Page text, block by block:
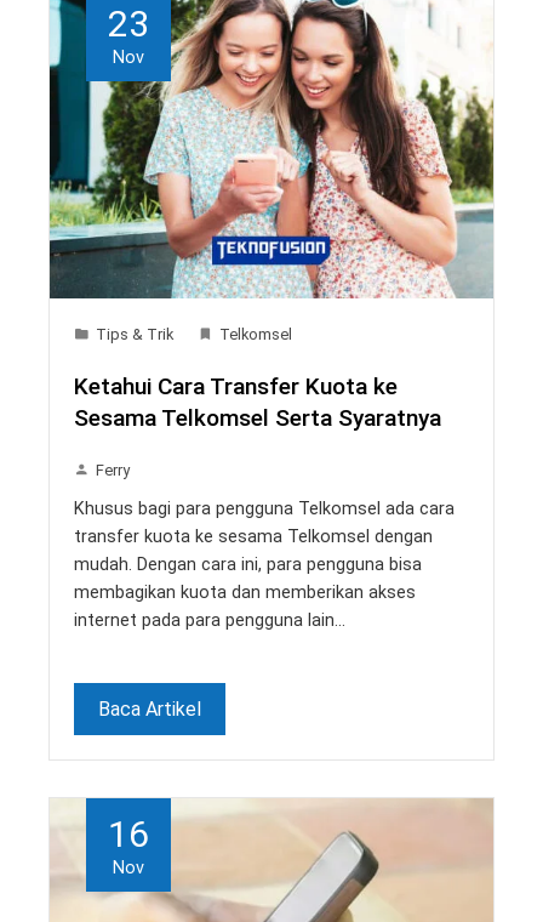
23
Nov
Tips & Trik Telkomsel
Ketahui Cara Transfer Kuota ke
Sesama Telkomsel Serta Syaratnya
Ferry
Khusus bagi para pengguna Telkomsel ada cara
transfer kuota ke sesama Telkomsel dengan
mudah. Dengan cara ini, para pengguna bisa
membagikan kuota dan memberikan akses
internet pada para pengguna lain…
Baca Artikel
16
Nov